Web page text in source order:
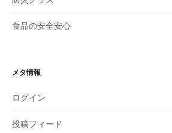
食品の安全安心
メタ情報
ログイン
投稿フィード